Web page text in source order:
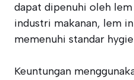
dapat dipenuhi oleh
industri makanan, lem
memenuhi standar
Keuntungan